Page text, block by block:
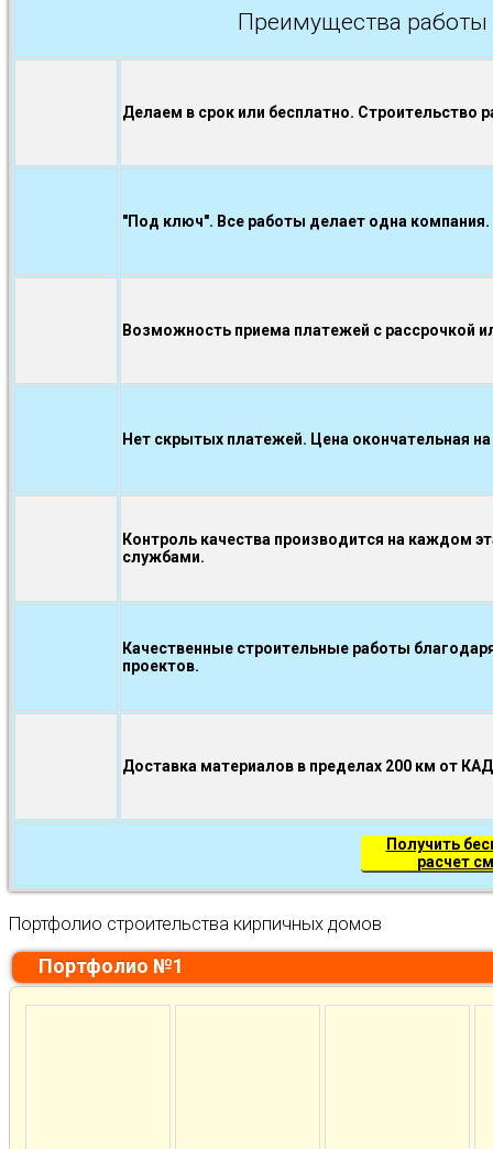
Преимущества
Делаем в срок или бесплатно. Строительство
"Под ключ". Все работы делает одна компания.
Возможность приема платежей с рассрочкой
Нет скрытых платежей. Цена окончательная
Контроль качества производится на каждом
службами.
Качественные строительные работы
проектов.
Доставка материалов в пределах 200 км от
Получить
расчет
Портфолио строительства кирпичных домов
Портфолио №1